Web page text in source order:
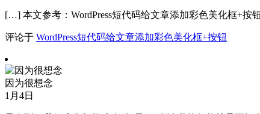
[…] 本文参考：WordPress短代码给文章添加彩色美化框+按
评论于 WordPress短代码给文章添加彩色美化框+按钮
因为很想念
1月4日